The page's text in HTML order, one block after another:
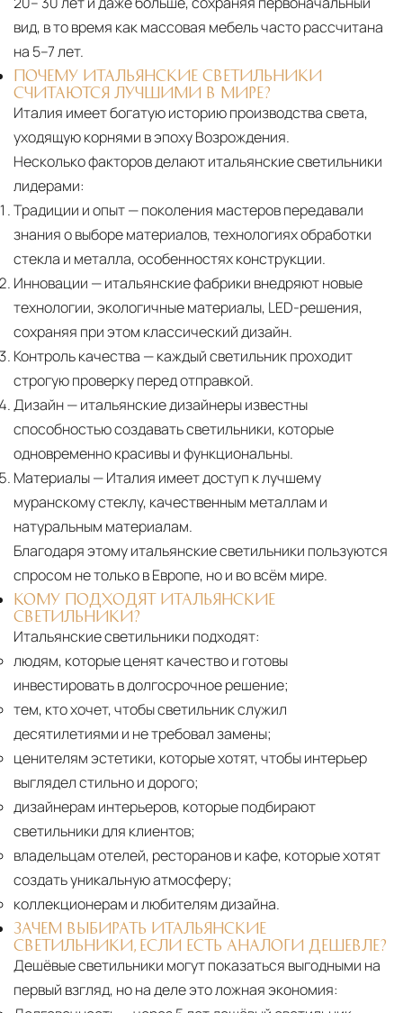
механических повреждений на всех этапах
маршрута.
Страхование грузаВсе международные
поставки застрахованы в соответствии с
международными стандартами. Клиенты могут
выбрать дополнительное страхование для
критичных партий товара.
вид, в то время как массовая мебель часто рассчитана
на 5–7 лет.
ПОЧЕМУ ИТАЛЬЯНСКИЕ СВЕТИЛЬНИКИ
СЧИТАЮТСЯ ЛУЧШИМИ В МИРЕ?
Италия имеет богатую историю производства света,
уходящую корнями в эпоху Возрождения.
Несколько факторов делают итальянские светильники
лидерами:
Традиции и опыт— поколения мастеров передавали
знания о выборе материалов, технологиях обработки
стекла и металла, особенностях конструкции.
Инновации — итальянские фабрики внедряют новые
технологии, экологичные материалы, LED-решения,
сохраняя при этом классический дизайн.
Контроль качества — каждый светильник проходит
строгую проверку перед отправкой.
Дизайн— итальянские дизайнеры известны
способностью создавать светильники, которые
одновременно красивы и функциональны.
Материалы— Италия имеет доступ к лучшему
муранскому стеклу, качественным металлам и
натуральным материалам.
Благодаря этому итальянские светильники пользуются
спросом не только в Европе, но и во всём мире.
КОМУ ПОДХОДЯТ ИТАЛЬЯНСКИЕ
СВЕТИЛЬНИКИ?
Итальянские светильники подходят:
людям, которые ценят качество и готовы
инвестировать в долгосрочное решение;
тем, кто хочет, чтобы светильник служил
десятилетиями и не требовал замены;
ценителям эстетики, которые хотят, чтобы интерьер
выглядел стильно и дорого;
дизайнерам интерьеров, которые подбирают
светильники для клиентов;
владельцам отелей, ресторанов и кафе, которые хотят
создать уникальную атмосферу;
коллекционерам и любителям дизайна.
ЗАЧЕМ ВЫБИРАТЬ ИТАЛЬЯНСКИЕ
СВЕТИЛЬНИКИ, ЕСЛИ ЕСТЬ АНАЛОГИ ДЕШЕВЛЕ?
Дешёвые светильники могут показаться выгодными на
первый взгляд, но на деле это ложная экономия: